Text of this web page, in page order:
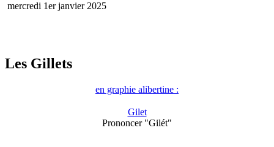
mercredi 1er janvier 2025
Les Gillets
en graphie alibertine :
Gilet
Prononcer "Gilét"